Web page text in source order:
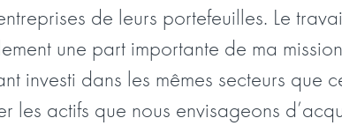
de leurs portefeuilles. Le
une part importante de ma
investi dans les mêmes secteurs que
les actifs que nous envisageons